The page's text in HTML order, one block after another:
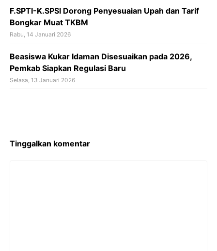
F.SPTI-K.SPSI Dorong Penyesuaian Upah dan Tarif
Bongkar Muat TKBM
Rabu, 14 Januari 2026
Beasiswa Kukar Idaman Disesuaikan pada 2026,
Pemkab Siapkan Regulasi Baru
Selasa, 13 Januari 2026
Tinggalkan komentar